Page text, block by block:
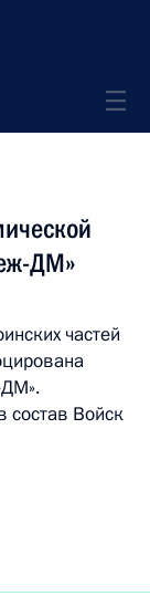
ДМ»
частей
состав Войск